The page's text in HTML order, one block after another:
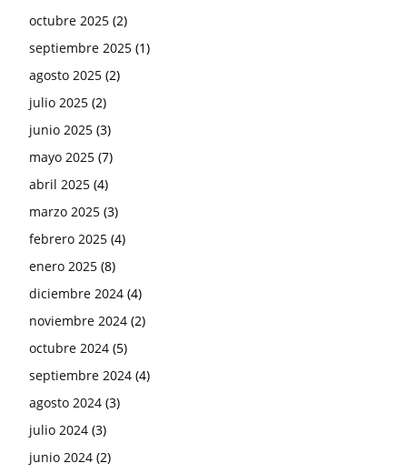
octubre 2025 (2)
septiembre 2025 (1)
agosto 2025 (2)
julio 2025 (2)
junio 2025 (3)
mayo 2025 (7)
abril 2025 (4)
marzo 2025 (3)
febrero 2025 (4)
enero 2025 (8)
diciembre 2024 (4)
noviembre 2024 (2)
octubre 2024 (5)
septiembre 2024 (4)
agosto 2024 (3)
julio 2024 (3)
junio 2024 (2)